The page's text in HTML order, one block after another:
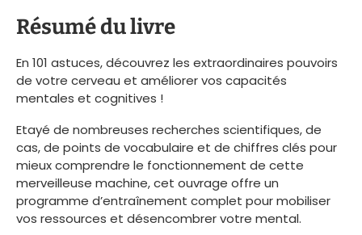
Résumé du livre
En 101 astuces, découvrez les extraordinaires pouvoirs
de votre cerveau et améliorer vos capacités
mentales et cognitives !
Etayé de nombreuses recherches scientifiques, de
cas, de points de vocabulaire et de chiffres clés pour
mieux comprendre le fonctionnement de cette
merveilleuse machine, cet ouvrage offre un
programme d’entraînement complet pour mobiliser
vos ressources et désencombrer votre mental.